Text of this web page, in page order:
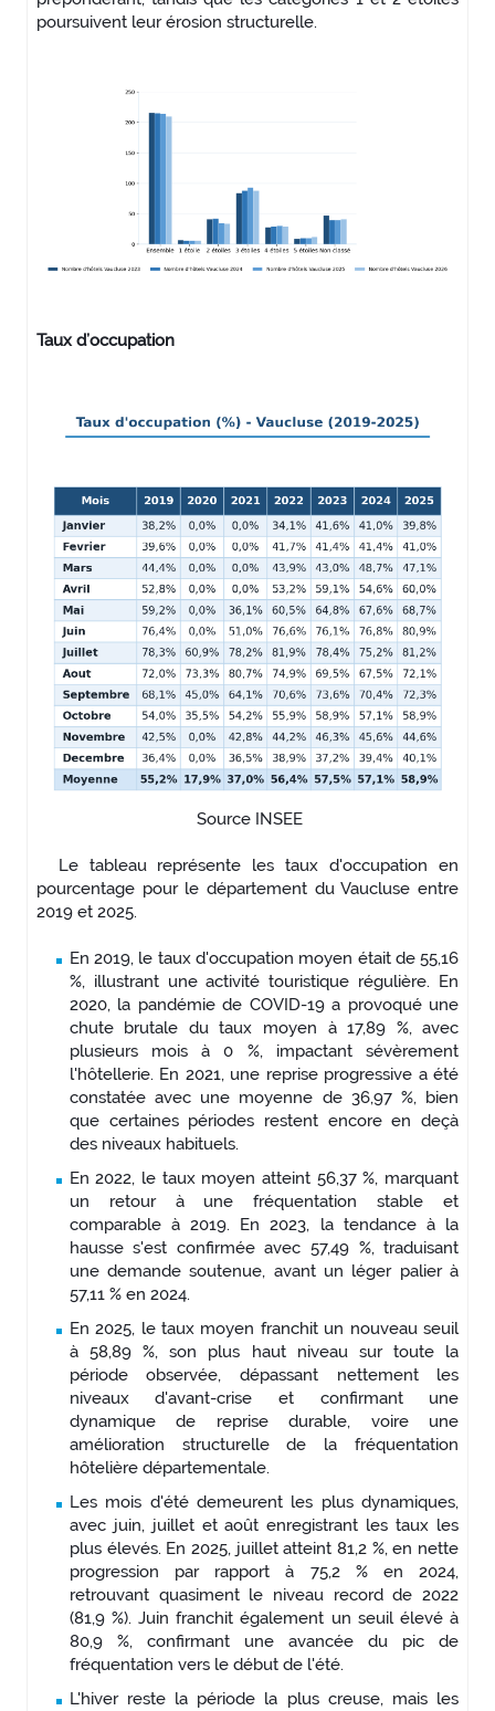
poursuivent leur érosion structurelle.
Taux d’occupation
Source INSEE
Le tableau représente les taux d'occupation en
pourcentage pour le département du Vaucluse entre
2019 et 2025.
En 2019, le taux d'occupation moyen était de 55,16
%, illustrant une activité touristique régulière. En
2020, la pandémie de COVID-19 a provoqué une
chute brutale du taux moyen à 17,89 %, avec
plusieurs mois à 0 %, impactant sévèrement
l'hôtellerie. En 2021, une reprise progressive a été
constatée avec une moyenne de 36,97 %, bien
que certaines périodes restent encore en deçà
des niveaux habituels.
En 2022, le taux moyen atteint 56,37 %, marquant
un retour à une fréquentation stable et
comparable à 2019. En 2023, la tendance à la
hausse s'est confirmée avec 57,49 %, traduisant
une demande soutenue, avant un léger palier à
57,11 % en 2024.
En 2025, le taux moyen franchit un nouveau seuil
à 58,89 %, son plus haut niveau sur toute la
période observée, dépassant nettement les
niveaux d'avant-crise et confirmant une
dynamique de reprise durable, voire une
amélioration structurelle de la fréquentation
hôtelière départementale.
Les mois d'été demeurent les plus dynamiques,
avec juin, juillet et août enregistrant les taux les
plus élevés. En 2025, juillet atteint 81,2 %, en nette
progression par rapport à 75,2 % en 2024,
retrouvant quasiment le niveau record de 2022
(81,9 %). Juin franchit également un seuil élevé à
80,9 %, confirmant une avancée du pic de
fréquentation vers le début de l'été.
L'hiver reste la période la plus creuse, mais les